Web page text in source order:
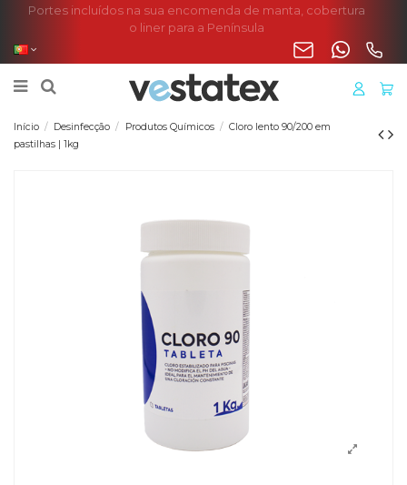
Portes incluídos na sua encomenda de manta, cobertura
o liner para a Península
Início Desinfecção Produtos Químicos
Cloro lento 90/200 em
pastilhas | 1kg